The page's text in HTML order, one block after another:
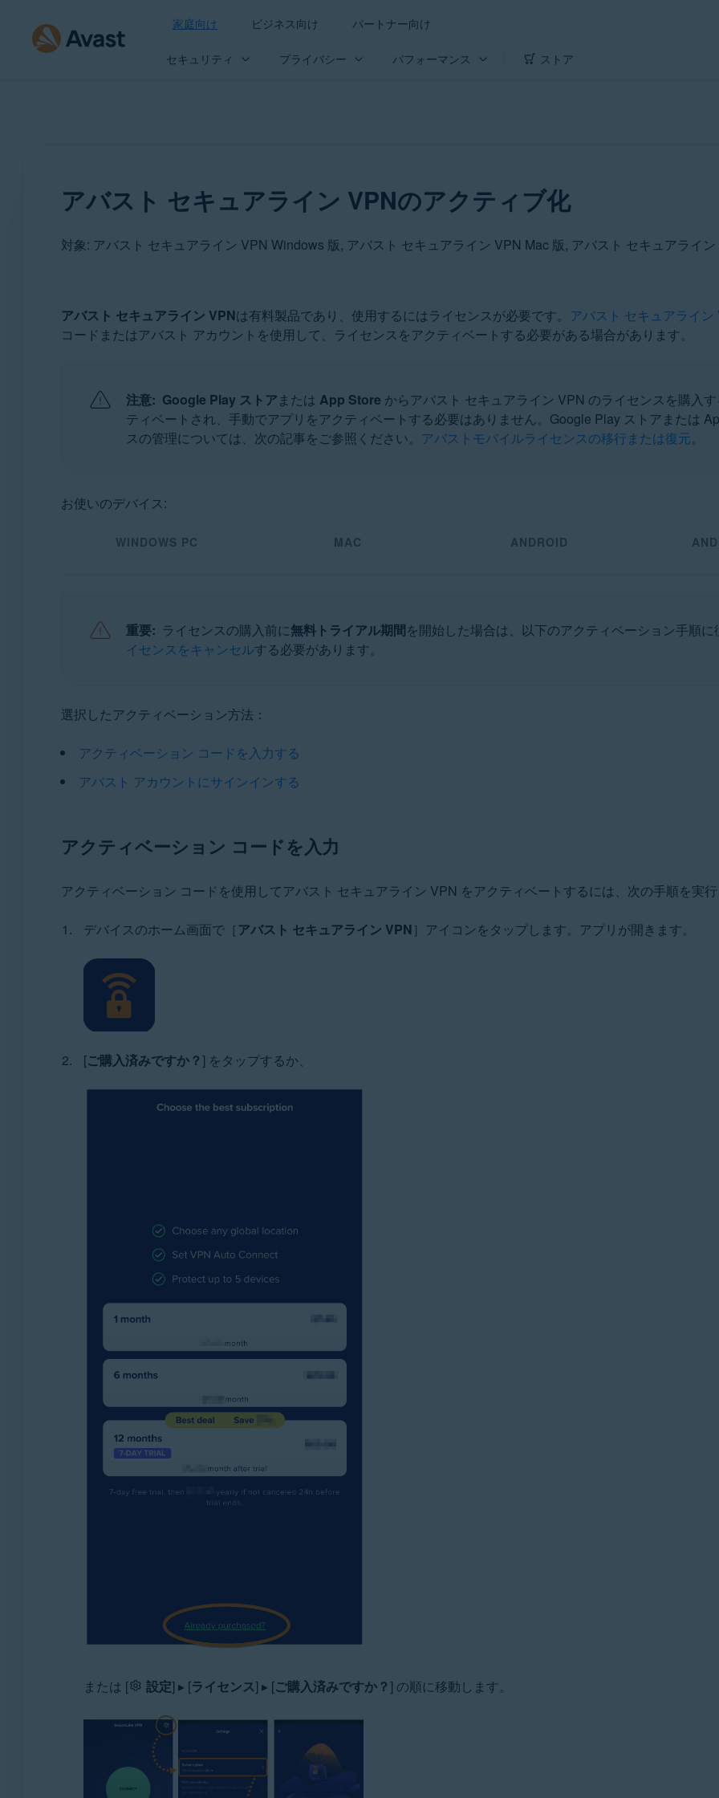
家庭向け ビジネス向け パートナー向け
セキュリティ プライバシー パフォーマンス ストア
アバスト セキュアライン VPNのアクティブ化
製品:
アバスト セキュアライン VPN 5.x Windows 版
アバスト セキュアライン VPN 6.x iOS 版
オペレーティング システム:
Microsoft Windows 8 / Pro / Enterprise - 32 / 64 ビット
Apple macOS 11.x（Big Sur）
Apple macOS 10.15.x（Catalina）
Apple macOS 10.12.x（Sierra）
Google Android 6.0（Marshmallow、API 23）以降
Apple iOS 14.0 以降
アバスト セキュアライン VPNは有料製品であり、使用するにはライセンスが必要です。 アバスト セキュアライ
コードまたはアバスト アカウントを使用して、ライセンスをアクティベートする必要がある場合があります。
注意: Google Play ストアまたは App Store からアバスト セキュアライン VPN のライセンスを購入
ティベートされ、手動でアプリをアクティベートする必要はありません。Google Play ストアまたは
スの管理については、次の記事をご参照ください。 アバストモバイルライセンスの移行または復元。
お使いのデバイス:
WINDOWS PC MAC ANDROID
重要: ライセンスの購入前に無料トライアル期間を開始した場合は、以下のアクティベーション手順
イセンスをキャンセルする必要があります。
選択したアクティベーション方法：
アクティベーション コードを入力する
アバスト アカウントにサインインする
アクティベーション コードを入力
アクティベーション コードを使用してアバスト セキュアライン VPN をアクティベートするには、次の手順を実行
デバイスのホーム画面で［アバスト セキュアライン VPN］アイコンをタップします。アプリが開きます。
[ご購入済みですか？] をタップするか、
または [ 設定] ▸ [ライセンス] ▸ [ご購入済みですか？] の順に移動します。